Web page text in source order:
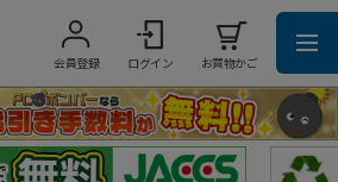
会員登録 ログイン お買物かご